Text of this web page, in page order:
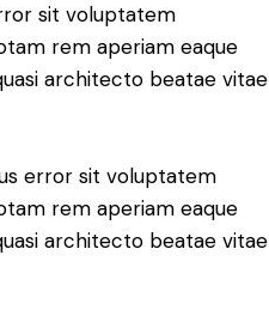
sit voluptatem
rem aperiam eaque
architecto beatae vitae
error sit voluptatem
rem aperiam eaque
architecto beatae vitae